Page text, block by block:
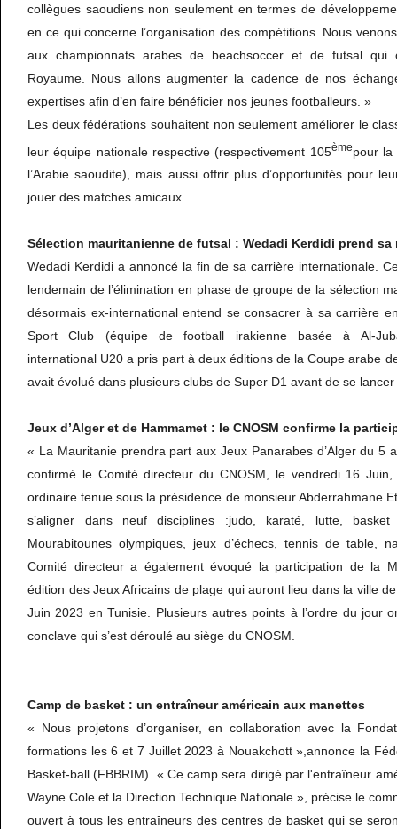
collègues saoudiens non seulement en termes de
en ce qui concerne l’organisation des compétitions. Nous
aux championnats arabes de beachsoccer et de futsal
Royaume. Nous allons augmenter la cadence de nos
expertises afin d’en faire bénéficier nos jeunes footballeurs. »
Les deux fédérations souhaitent non seulement améliorer le
leur équipe nationale respective (respectivement 105èmepour la
l’Arabie saoudite), mais aussi offrir plus d’opportunités pour
jouer des matches amicaux.
Sélection mauritanienne de futsal : Wedadi Kerdidi prend
Wedadi Kerdidi a annoncé la fin de sa carrière internationale.
lendemain de l’élimination en phase de groupe de la sélection
désormais ex-international entend se consacrer à sa carrière
Sport Club (équipe de football irakienne basée à Al-
international U20 a pris part à deux éditions de la Coupe arabe
avait évolué dans plusieurs clubs de Super D1 avant de se
Jeux d’Alger et de Hammamet : le CNOSM confirme la
« La Mauritanie prendra part aux Jeux Panarabes d’Alger du 5
confirmé le Comité directeur du CNOSM, le vendredi 16
ordinaire tenue sous la présidence de monsieur Abderrahmane
s’aligner dans neuf disciplines :judo, karaté, lutte,
Mourabitounes olympiques, jeux d’échecs, tennis de table,
Comité directeur a également évoqué la participation de la
édition des Jeux Africains de plage qui auront lieu dans la ville
Juin 2023 en Tunisie. Plusieurs autres points à l’ordre du jour
conclave qui s’est déroulé au siège du CNOSM.
Camp de basket : un entraîneur américain aux manettes
« Nous projetons d’organiser, en collaboration avec la
formations les 6 et 7 Juillet 2023 à Nouakchott »,annonce la
Basket-ball (FBBRIM). « Ce camp sera dirigé par l'entraîneur
Wayne Cole et la Direction Technique Nationale », précise le
ouvert à tous les entraîneurs des centres de basket qui se